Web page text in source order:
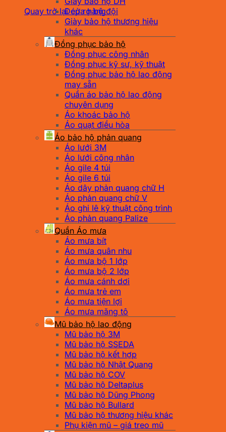
Quay trở lại cửa hàng
Dép rọ bộ đội
Giày bảo hộ thương hiệu
khác
Đồng phục bảo hộ
Đồng phục công nhân
Đồng phục kỹ sư, kỹ thuật
Đồng phục bảo hộ lao động
may sẵn
Quần áo bảo hộ lao động
chuyên dụng
Áo khoác bảo hộ
Áo quạt điều hòa
Áo bảo hộ phản quang
Áo lưới 3M
Áo lưới công nhân
Áo gile 4 túi
Áo gile 6 túi
Áo dây phản quang chữ H
Áo phản quang chữ V
Áo ghi lê kỹ thuật công trình
Áo phản quang Palize
Quần Áo mưa
Áo mưa bít
Áo mưa quân nhu
Áo mưa bộ 1 lớp
Áo mưa bộ 2 lớp
Áo mưa cánh dơi
Áo mưa trẻ em
Áo mưa tiện lợi
Áo mưa măng tô
Mũ bảo hộ lao động
Mũ bảo hộ 3M
Mũ bảo hộ SSEDA
Mũ bảo hộ kết hợp
Mũ bảo hộ Nhật Quang
Mũ bảo hộ COV
Mũ bảo hộ Deltaplus
Mũ bảo hộ Dũng Phong
Mũ bảo hộ Bullard
Mũ bảo hộ thương hiệu khác
Phụ kiện mũ – giá treo mũ